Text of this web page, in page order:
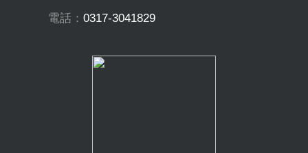
電話：0317-3041829